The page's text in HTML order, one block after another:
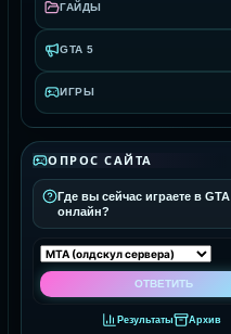
ГАЙДЫ
GTA 5
ИГРЫ
ОПРОС САЙТА
Где вы сейчас играете в GTA
онлайн?
Результаты Архив